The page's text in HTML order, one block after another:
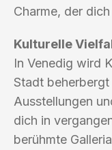
Charme, der
Kulturelle
In Venedig wird
Stadt
Ausstellungen
dich in
berühmte